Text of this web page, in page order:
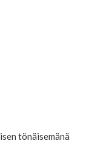
tönäisemänä